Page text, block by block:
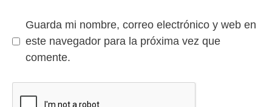
Guarda mi nombre, correo electrónico y web en
este navegador para la próxima vez que
comente.